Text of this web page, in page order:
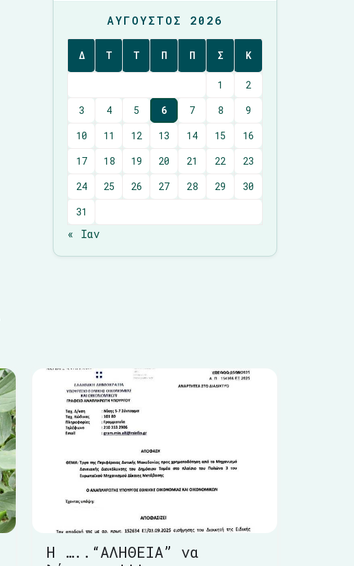
ΑΎΓΟΥΣΤΟΣ 2026
Δ Τ Τ Π Π Σ Κ
1
2
3
4 5 6 7 8
9
10
11 12 13 14 15
16
17
18 19 20 21 22
23
24
25 26 27 28 29
30
31
« Ιαν
Η …..“ΑΛΗΘΕΙΑ” να